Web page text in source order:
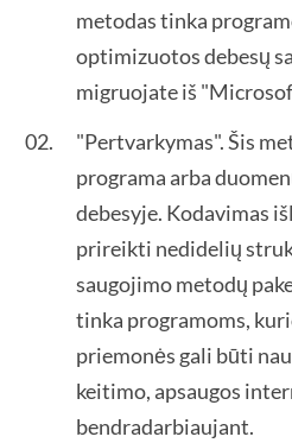
metodas tinka
optimizuotos debesų
migruojate iš
"Pertvarkymas". Šis
programa arba
debesyje. Kodavimas
prireikti nedidelių
saugojimo metodų
tinka programoms,
priemonės gali būti
keitimo, apsaugos
bendradarbiaujant.